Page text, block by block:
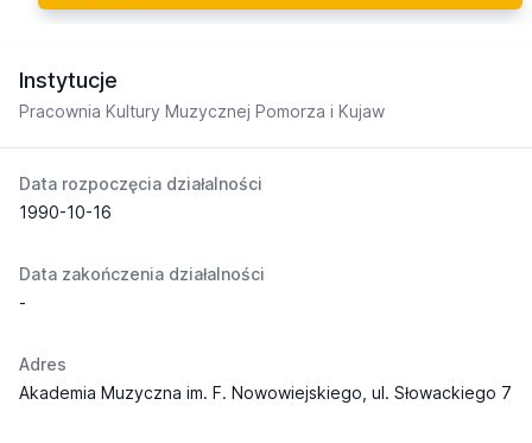
Instytucje
Pracownia Kultury Muzycznej Pomorza i Kujaw
Data rozpoczęcia działalności
1990-10-16
Data zakończenia działalności
-
Adres
Akademia Muzyczna im. F. Nowowiejskiego, ul. Słowackiego 7